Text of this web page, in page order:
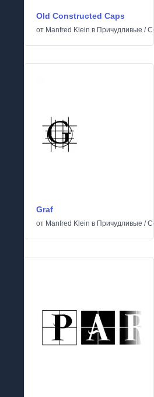
Old Constructed Caps
от Manfred Klein в Причудливые /
Graf
от Manfred Klein в Причудливые /